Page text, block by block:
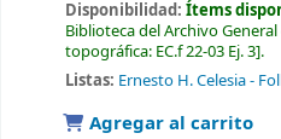
Disponibilidad: Ítems
Biblioteca del Archivo
topográfica: EC.f 22-03 Ej. 3 .
Listas: Ernesto H. Celesia -
Agregar al carrito